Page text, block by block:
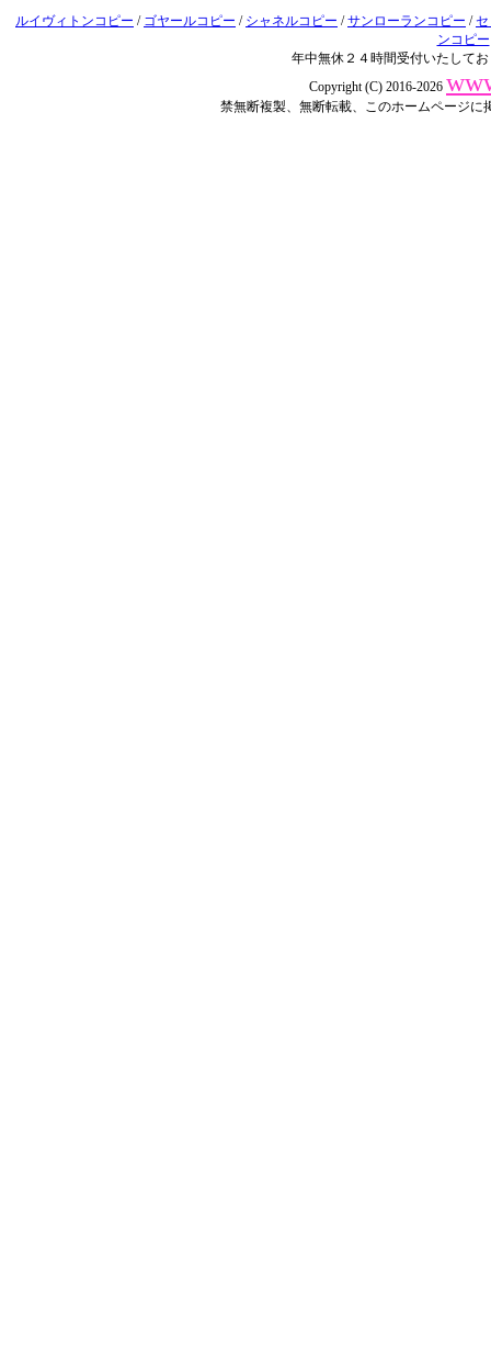
ルイヴィトンコピー / ゴヤールコピー / シャネルコピー /サンローランコピー /
ンコピー
年中無休２４時間受付いたして
Copyright (C) 2016-2026
禁無断複製、無断転載、このホームページ